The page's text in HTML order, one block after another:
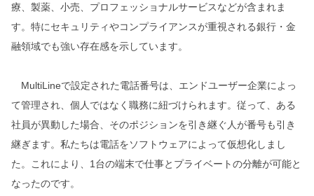
療、製薬、小売、プロフェッショナルサービスなどが含まれま
す。特にセキュリティやコンプライアンスが重視される銀行・金
融領域でも強い存在感を示しています。
MultiLineで設定された電話番号は、エンドユーザー企業によっ
て管理され、個人ではなく職務に紐づけられます。従って、ある
社員が異動した場合、そのポジションを引き継ぐ人が番号も引き
継ぎます。私たちは電話をソフトウェアによって仮想化しまし
た。これにより、1台の端末で仕事とプライベートの分離が可能と
なったのです。